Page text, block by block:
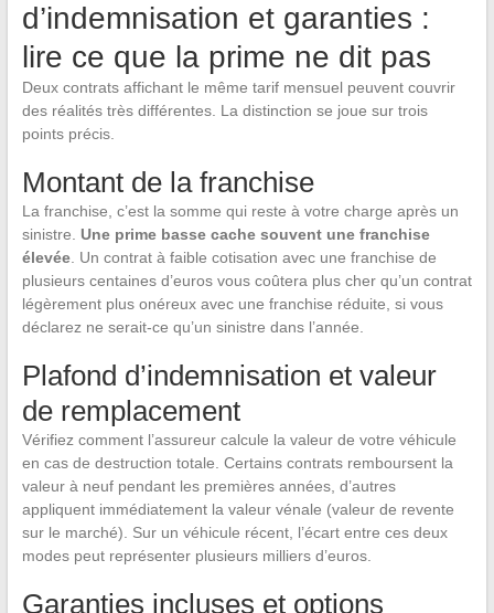
d’indemnisation et garanties :
lire ce que la prime ne dit pas
Deux contrats affichant le même tarif mensuel peuvent couvrir
des réalités très différentes. La distinction se joue sur trois
points précis.
Montant de la franchise
La franchise, c’est la somme qui reste à votre charge après un
sinistre. Une prime basse cache souvent une franchise
élevée. Un contrat à faible cotisation avec une franchise de
plusieurs centaines d’euros vous coûtera plus cher qu’un contrat
légèrement plus onéreux avec une franchise réduite, si vous
déclarez ne serait-ce qu’un sinistre dans l’année.
Plafond d’indemnisation et valeur
de remplacement
Vérifiez comment l’assureur calcule la valeur de votre véhicule
en cas de destruction totale. Certains contrats remboursent la
valeur à neuf pendant les premières années, d’autres
appliquent immédiatement la valeur vénale (valeur de revente
sur le marché). Sur un véhicule récent, l’écart entre ces deux
modes peut représenter plusieurs milliers d’euros.
Garanties incluses et options